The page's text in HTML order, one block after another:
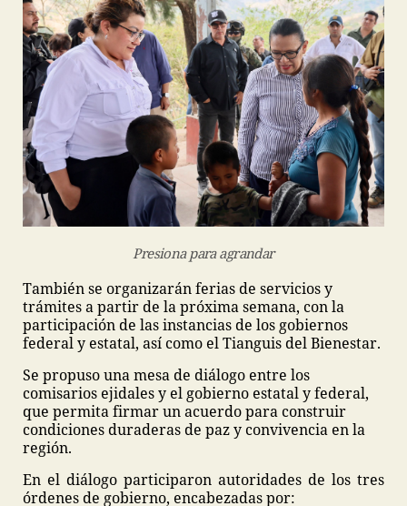
Presiona para agrandar
También se organizarán ferias de servicios y
trámites a partir de la próxima semana, con la
participación de las instancias de los gobiernos
federal y estatal, así como el Tianguis del Bienestar.
Se propuso una mesa de diálogo entre los
comisarios ejidales y el gobierno estatal y federal,
que permita firmar un acuerdo para construir
condiciones duraderas de paz y convivencia en la
región.
En el diálogo participaron autoridades de los tres
órdenes de gobierno, encabezadas por: